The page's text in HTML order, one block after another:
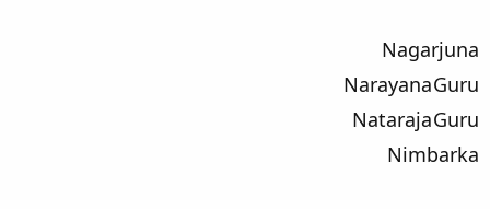
Nagarjuna
Narayana Guru
Nataraja Guru
Nimbarka